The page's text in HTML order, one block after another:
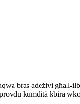
bras adeżivi għall-
kumdità kbira